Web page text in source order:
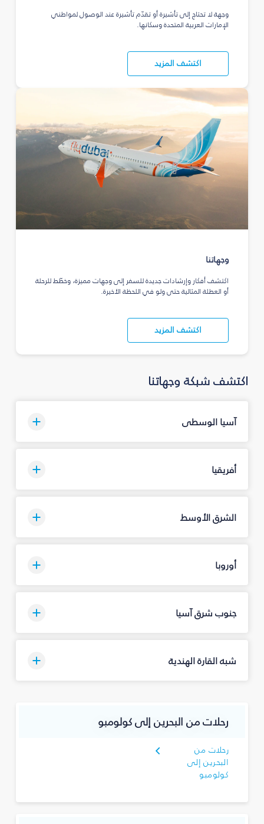
وجهة لا تحتاج إلى تأشيرة أو تقدّم تأشيرة عند الوصول لمواطني
الإمارات العربية المتحدة وسكانها.
اكتشف المزيد
وجهاتنا
اكتشف أفكار وإرشادات جديدة للسفر إلى وجهات مميزة، وخطّط للرحلة
أو العطلة المثالية حتى ولو في اللحظة الأخيرة.
اكتشف المزيد
اكتشف شبكة وجهاتنا
آسيا الوسطى
أفريقيا
الشرق الأوسط
أوروبا
جنوب شرق آسيا
شبه القارة الهندية
رحلات من البحرين إلى كولومبو
رحلات من
البحرين إلى
كولومبو